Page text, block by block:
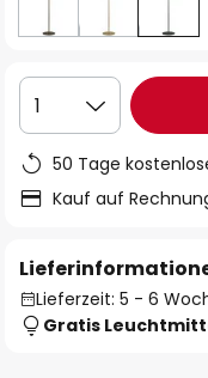
1
50 Tage
Kauf auf
Lieferzeit: 5 - 6
Gratis